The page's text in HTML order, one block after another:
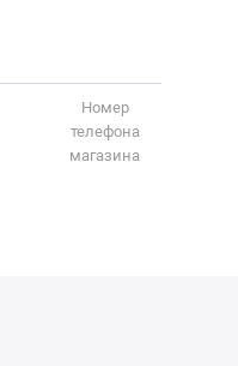
Номер
телефона
магазина